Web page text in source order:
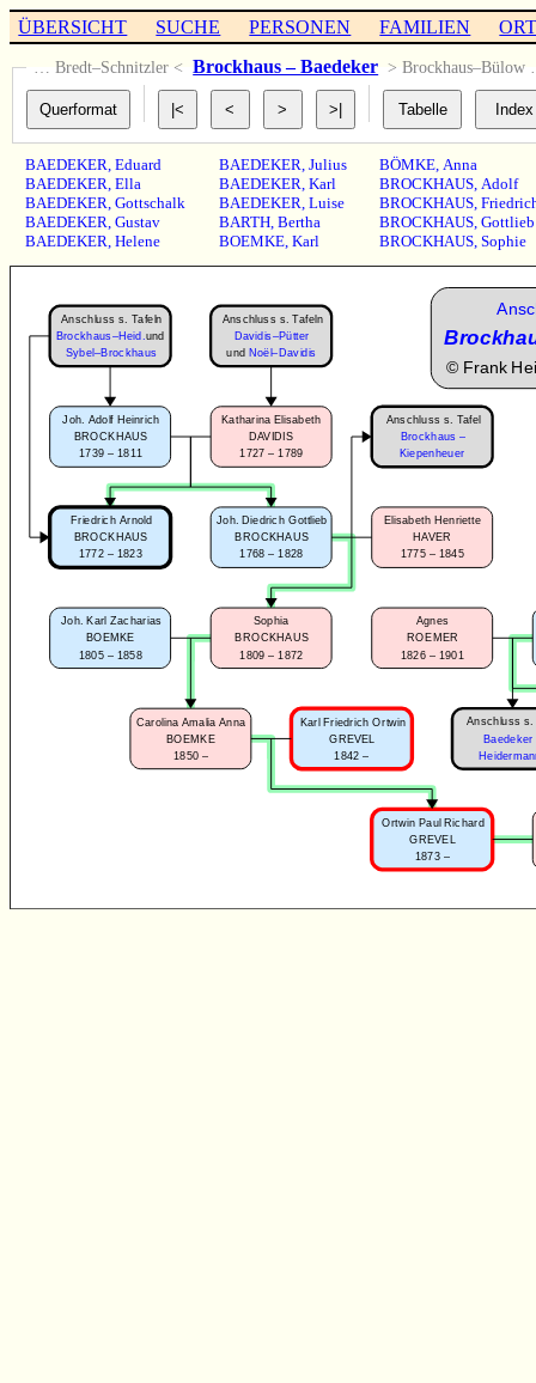
ÜBERSICHT SUCHE PERSONEN FAMILIEN
… Bredt–Schnitzler < Brockhaus – Baedeker >
BAEDEKER,Eduard
BAEDEKER,Ella
BAEDEKER,Gottschalk
BAEDEKER,Gustav
BAEDEKER,Helene
BAEDEKER, Julius
BAEDEKER, Karl
BAEDEKER, Luise
BARTH, Bertha
BOEMKE, Karl
BÖMKE, Anna
BROCKHAUS, Adolf
BROCKHAUS,
BROCKHAUS, Gottlieb
BROCKHAUS, Sophie
Friedrich Arnold
BROCKHAUS
1772 – 1823
Joh. Adolf Heinrich
BROCKHAUS
1739 – 1811
Katharina Elisabeth
DAVIDIS
1727 – 1789
Anschluss s. Tafeln
Davidis–Pütter
und Noël–Davidis
Joh. Diedrich Gottlieb
BROCKHAUS
1768 – 1828
Elisabeth Henriette
HAVER
1775 – 1845
Joh. Karl Zacharias
BOEMKE
1805 – 1858
Sophia
BROCKHAUS
1809 – 1872
Karl Friedrich Ortwin
GREVEL
1842 –
Carolina Amalia Anna
BOEMKE
1850 –
Ortwin Paul Richard
GREVEL
1873 –
Agnes
ROEMER
1826 – 1901
Anschluss s. Tafeln
Brockhaus–Heid.und
Sybel–Brockhaus
Anschluss s.
Baedeker
© Frank
Anschluss s. Tafel
Brockhaus –
Kiepenheuer